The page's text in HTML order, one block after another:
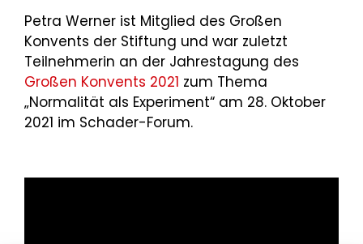
Petra Werner ist Mitglied des Großen
Konvents der Stiftung und war zuletzt
Teilnehmerin an der Jahrestagung des
Großen Konvents 2021 zum Thema
„Normalität als Experiment“ am 28. Oktober
2021 im Schader-Forum.